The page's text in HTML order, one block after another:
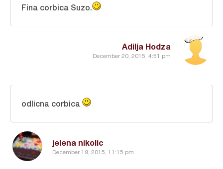
Adilja Hodza
December 20, 2015, 4:51 pm
Fina corbica Suzo.
jelena nikolic
December 19, 2015, 11:15 pm
odlicna corbica